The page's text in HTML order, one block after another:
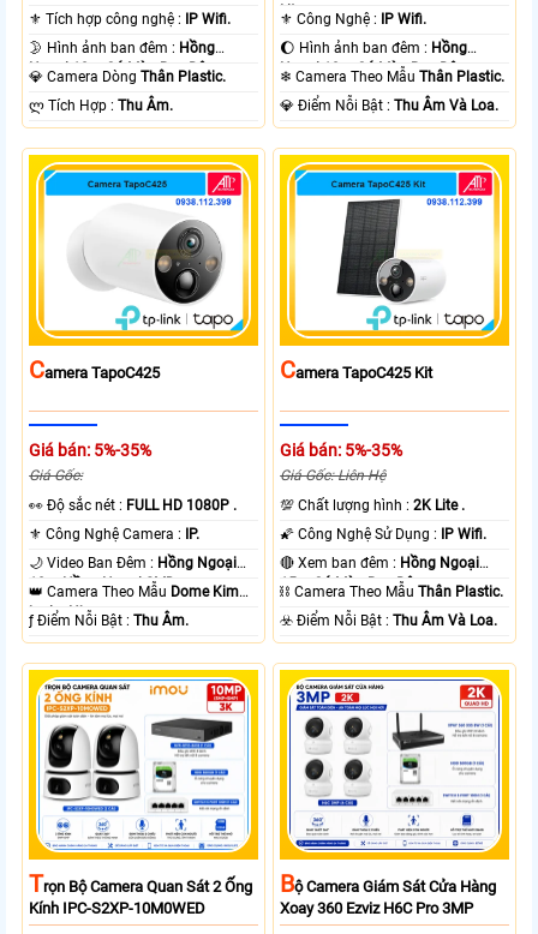
⚜️ Tích hợp công nghệ : IP Wifi.
🌛 Hình ảnh ban đêm : Hồng
Ngoại 10m Có Màu Ban Ðêm.
💎 Camera DòngThân Plastic.
️ლ Tích Hợp :Thu Âm.
Lite .
⚜️ Công Nghệ : IP Wifi.
🌔 Hình ảnh ban đêm : Hồng
Ngoại 10m Có Màu Ban Ðêm.
❄ Camera Theo MẫuThân Plastic.
️💎 Điểm Nỗi Bật :Thu Âm Và Loa.
CAmera TapoC425
Giá bán: 5%-35%
Giá Gốc:
️👀 Độ sắc nét : FULL HD 1080P .
⚜️ Công Nghệ Camera : IP.
🌙 Video Ban Đêm : Hồng Ngoại
10m Hồng Ngoại SMD.
👑 Camera Theo Mẫu Dome Kim
loại + Nhựa.
️ƒ Điểm Nỗi Bật :Thu Âm.
CAmera TapoC425 Kit
Giá bán: 5%-35%
Giá Gốc: Liên Hệ
💯 Chất lượng hình :2K Lite .
🌠 Công Nghệ Sử Dụng : IP Wifi.
🔴 Xem ban đêm : Hồng Ngoại
15m Có Màu Ban Ðêm.
⛓ Camera Theo MẫuThân Plastic.
️☣️ Điểm Nỗi Bật :Thu Âm Và Loa.
TRọn Bộ Camera Quan Sát 2 Ống
Kính IPC-S2XP-10M0WED
BỘ Camera Giám Sát Cửa Hàng
Xoay 360 Ezviz H6C Pro 3MP